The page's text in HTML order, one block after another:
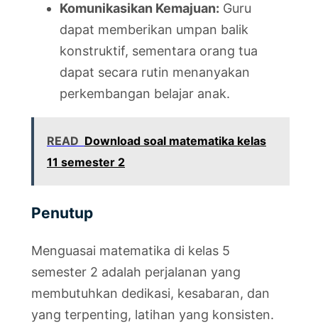
Komunikasikan Kemajuan: Guru
dapat memberikan umpan balik
konstruktif, sementara orang tua
dapat secara rutin menanyakan
perkembangan belajar anak.
READ Download soal matematika kelas
11 semester 2
Penutup
Menguasai matematika di kelas 5
semester 2 adalah perjalanan yang
membutuhkan dedikasi, kesabaran, dan
yang terpenting, latihan yang konsisten.